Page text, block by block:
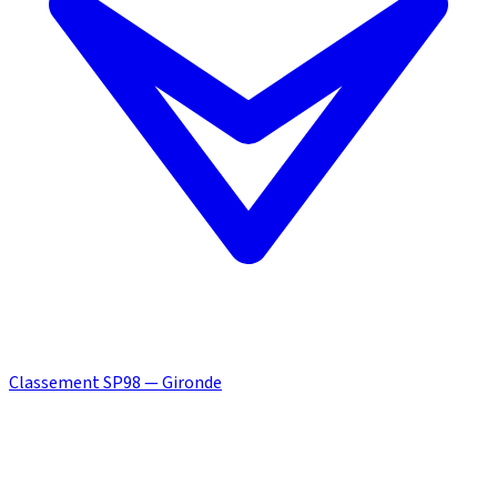
Classement SP98 — Gironde